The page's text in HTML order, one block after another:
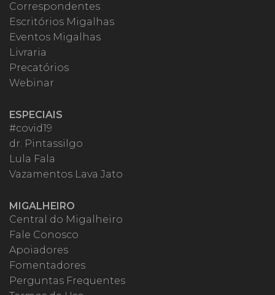
Correspondentes
Escritórios Migalhas
Eventos Migalhas
Livraria
Precatórios
Webinar
ESPECIAIS
#covid19
dr. Pintassilgo
Lula Fala
Vazamentos Lava Jato
MIGALHEIRO
Central do Migalheiro
Fale Conosco
Apoiadores
Fomentadores
Perguntas Frequentes